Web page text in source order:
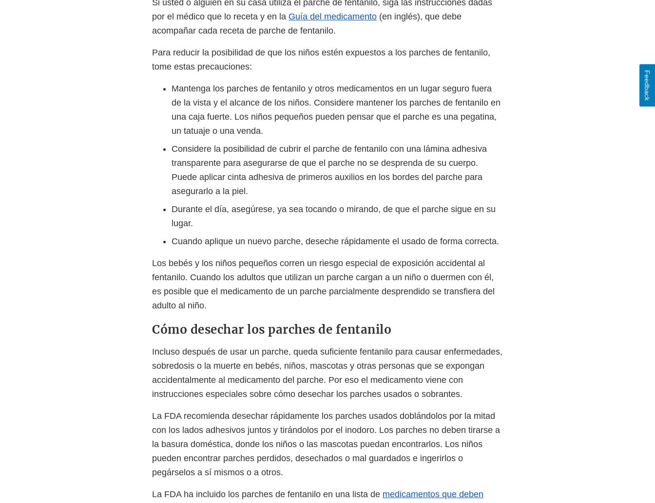
Si usted o alguien en su casa utiliza el parche de fentanilo, siga las instrucciones dadas
por el médico que lo receta y en la Guía del medicamento (en inglés), que debe
acompañar cada receta de parche de fentanilo.
Para reducir la posibilidad de que los niños estén expuestos a los parches de fentanilo,
tome estas precauciones:
Mantenga los parches de fentanilo y otros medicamentos en un lugar seguro fuera
de la vista y el alcance de los niños. Considere mantener los parches de fentanilo en
una caja fuerte. Los niños pequeños pueden pensar que el parche es una pegatina,
un tatuaje o una venda.
Considere la posibilidad de cubrir el parche de fentanilo con una lámina adhesiva
transparente para asegurarse de que el parche no se desprenda de su cuerpo.
Puede aplicar cinta adhesiva de primeros auxilios en los bordes del parche para
asegurarlo a la piel.
Durante el día, asegúrese, ya sea tocando o mirando, de que el parche sigue en su
lugar.
Cuando aplique un nuevo parche, deseche rápidamente el usado de forma correcta.
Los bebés y los niños pequeños corren un riesgo especial de exposición accidental al
fentanilo. Cuando los adultos que utilizan un parche cargan a un niño o duermen con él,
es posible que el medicamento de un parche parcialmente desprendido se transfiera del
adulto al niño.
Cómo desechar los parches de fentanilo
Incluso después de usar un parche, queda suficiente fentanilo para causar enfermedades,
sobredosis o la muerte en bebés, niños, mascotas y otras personas que se expongan
accidentalmente al medicamento del parche. Por eso el medicamento viene con
instrucciones especiales sobre cómo desechar los parches usados o sobrantes.
La FDA recomienda desechar rápidamente los parches usados doblándolos por la mitad
con los lados adhesivos juntos y tirándolos por el inodoro. Los parches no deben tirarse a
la basura doméstica, donde los niños o las mascotas puedan encontrarlos. Los niños
pueden encontrar parches perdidos, desechados o mal guardados e ingerirlos o
pegárselos a sí mismos o a otros.
La FDA ha incluido los parches de fentanilo en una lista de medicamentos que deben
Feedback